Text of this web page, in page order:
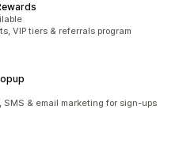
VIP tiers & referrals program
SMS & email marketing for sign-ups